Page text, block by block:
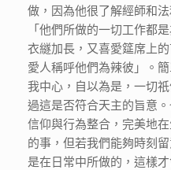
做，因為他很了解經師和
「他們所做的一切工作都
衣繸加長，又喜愛筵席上
愛人稱呼他們為辣彼」。
我中心，自以為是，一切
過這是否符合天主的旨意
信仰與行為整合，完美地
的事，但若我們能夠時刻
是在日常中所做的，這樣